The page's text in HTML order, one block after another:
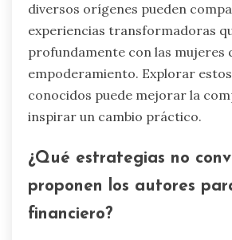
diversos orígenes pueden
experiencias transformadoras
profundamente con las mujeres
empoderamiento. Explorar
conocidos puede mejorar la
inspirar un cambio práctico.
¿Qué estrategias no
proponen los autores
financiero?